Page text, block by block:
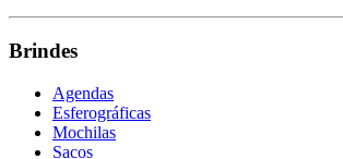
Brindes
Agendas
Esferográficas
Mochilas
Sacos